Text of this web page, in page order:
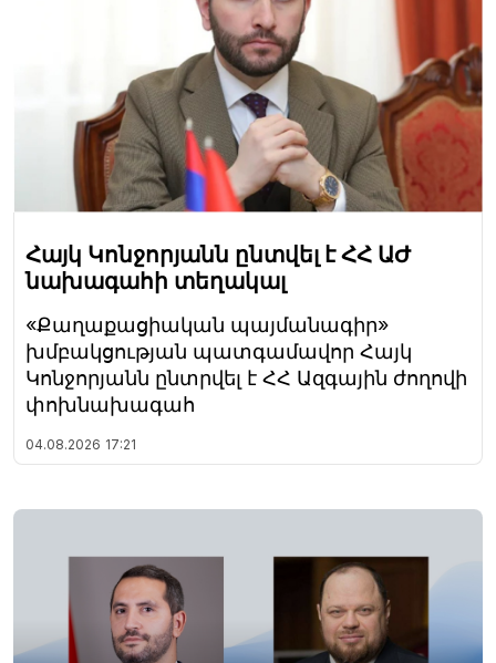
Հայկ Կոնջորյանն ընտվել է ՀՀ ԱԺ
նախագահի տեղակալ
«Քաղաքացիական պայմանագիր»
խմբակցության պատգամավոր Հայկ
Կոնջորյանն ընտրվել է ՀՀ Ազգային ժողովի
փոխնախագահ
04.08.2026 17:21